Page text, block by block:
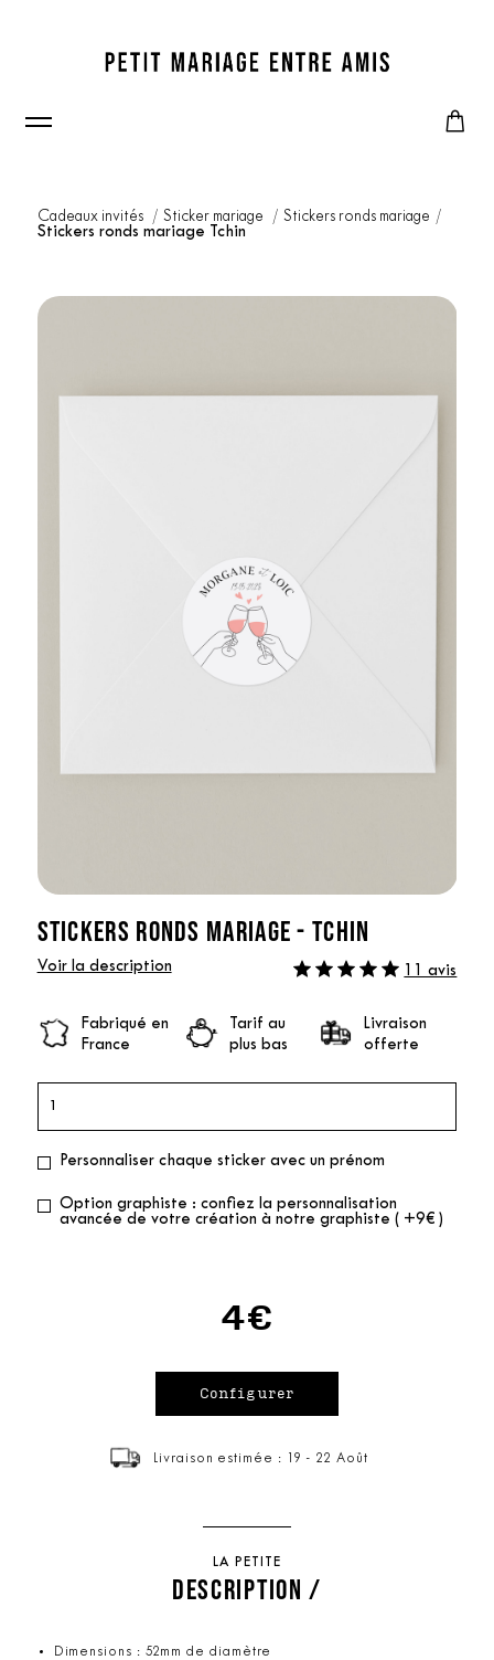
Cadeaux invités Sticker mariage
Stickers ronds mariage
Stickers ronds mariage Tchin
STICKERS RONDS MARIAGE - TCHIN
Voir la description 11 avis
Fabriqué en
France
Tarif au
plus bas
Livraison
offerte
Personnaliser chaque sticker avec un prénom
Option graphiste : confiez la personnalisation
avancée de votre création à notre graphiste ( +9€ )
4€
Livraison estimée : 19 - 22 Août
LA PETITE
DESCRIPTION /
Dimensions : 52mm de diamètre